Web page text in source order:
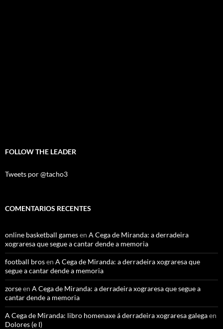
FOLLOW THE LEADER
Tweets por @tacho3
COMENTARIOS RECENTES
online basketball gamesen A Cega de Miranda: a derradeira
xograresa que segue a cantar dende a memoria
football brosen A Cega de Miranda: a derradeira xograresa que
segue a cantar dende a memoria
zorseen A Cega de Miranda: a derradeira xograresa que segue a
cantar dende a memoria
A Cega de Miranda: libro homenaxe á derradeira xograresa galegaen
Dolores (e I)